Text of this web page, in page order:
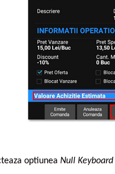
optiunea Null Keyboard